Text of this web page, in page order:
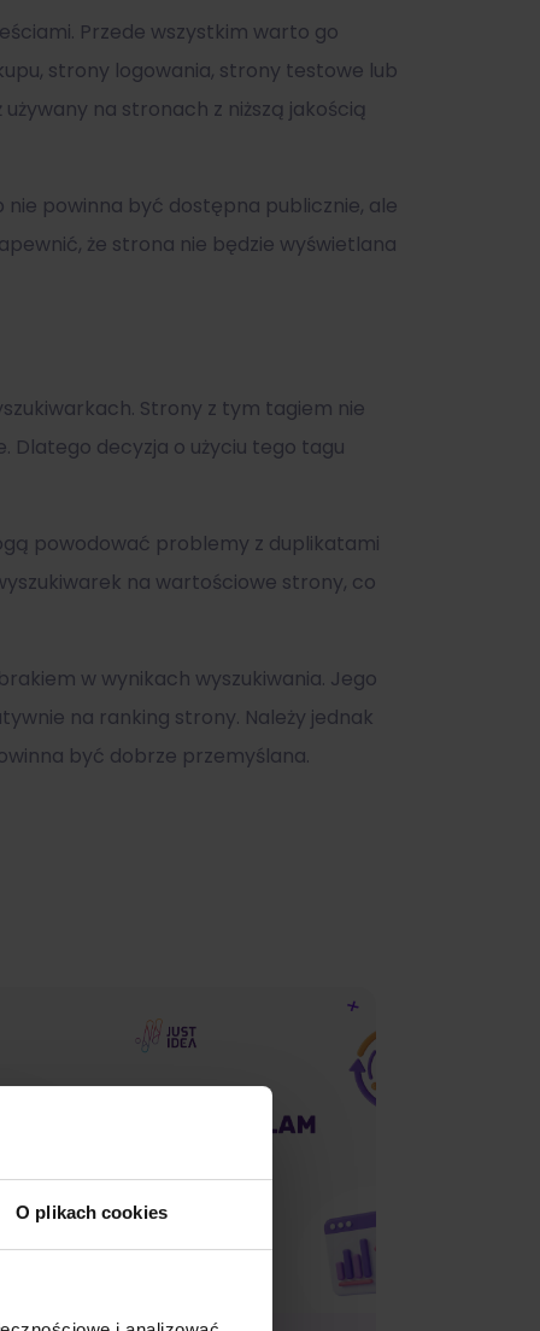
O plikach cookies
Przede wszystkim warto go
strony logowania, strony testowe lub
na stronach z niższą jakością
powinna być dostępna publicznie, ale
że strona nie będzie wyświetlana
Strony z tym tagiem nie
Dlatego decyzja o użyciu tego tagu
powodować problemy z duplikatami
na wartościowe strony, co
w wynikach wyszukiwania. Jego
na ranking strony. Należy jednak
być dobrze przemyślana.